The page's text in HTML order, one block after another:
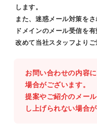
します。
また、迷惑メール対策を
ドメインのメール受信を有
改めて当社スタッフよりご
お問い合わせの内容
場合がございます。
提案やご紹介のメー
し上げられない場合